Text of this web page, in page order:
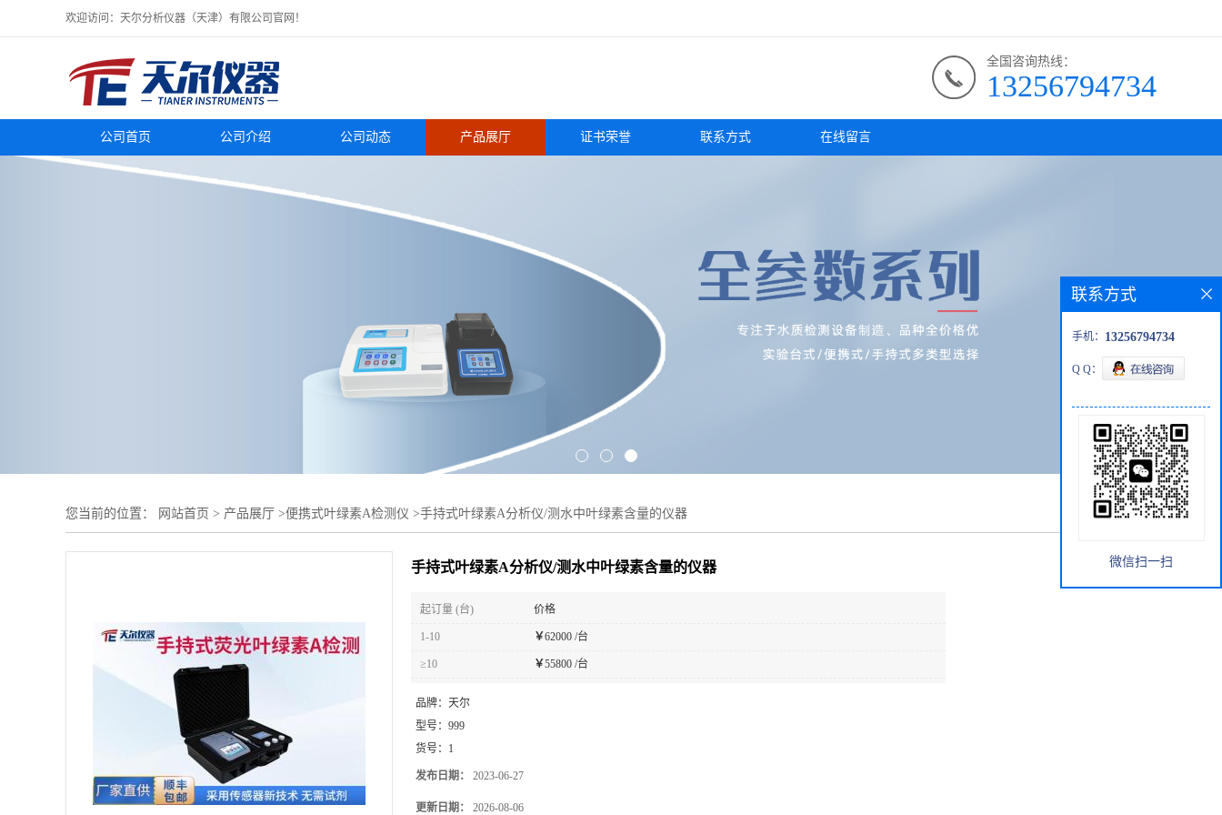
欢迎访问：天尔分析仪器（天津）有限公司官网！
全国咨询热线：
13256794734
公司首页 公司介绍 公司动态 产品展厅 证书荣誉 联系方式 在线留言
您当前的位置： 网站首页 > 产品展厅 >便携式叶绿素A检测仪 >手持式叶绿素A分析仪/测水中叶绿素含量的仪器
手持式叶绿素A分析仪/测水中叶绿素含量的仪器
起订量 (台) 价格
1-10 ￥62000 /台
≥10 ￥55800 /台
品牌： 天尔
型号： 999
货号： 1
发布日期： 2023-06-27
更新日期： 2026-08-06
联系方式
手机： 13256794734
Q Q：
微信扫一扫